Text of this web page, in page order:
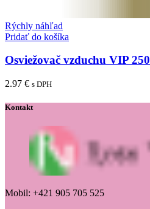
Rýchly náhľad
Pridať do košíka
Osviežovač vzduchu VIP 250
2.97 € s DPH
Kontakt
Mobil: +421 905 705 525